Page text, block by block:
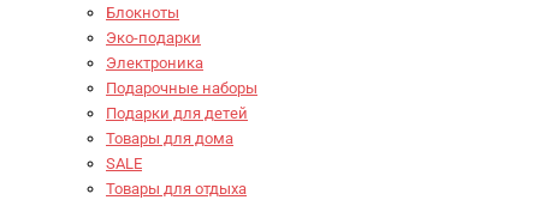
Блокноты
Эко-подарки
Электроника
Подарочные наборы
Подарки для детей
Товары для дома
SALE
Товары для отдыха